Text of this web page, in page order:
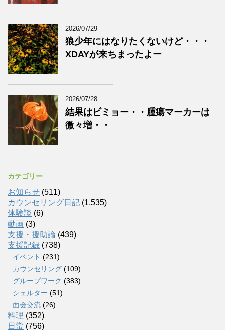
2026/07/29
狼少年にはなりたくないけど・・・
XDAYが来ちまったよー
2026/07/28
結果はビミョー・・腫瘍マーカーは
微々増・・
カテゴリー
お知らせ (511)
カウンセリング日記 (1,535)
体験談 (6)
動画 (3)
支援・援助論 (439)
支援記録 (738)
イベント (231)
カウンセリング (109)
グループワーク (383)
シェルター (51)
面会交流 (26)
料理 (352)
日常 (756)